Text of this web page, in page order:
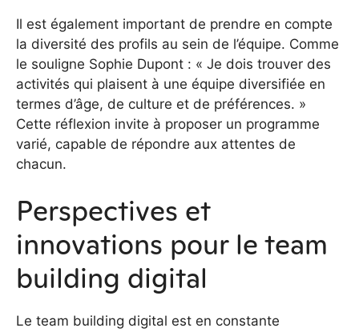
Il est également important de prendre en compte
la diversité des profils au sein de l’équipe. Comme
le souligne Sophie Dupont : « Je dois trouver des
activités qui plaisent à une équipe diversifiée en
termes d’âge, de culture et de préférences. »
Cette réflexion invite à proposer un programme
varié, capable de répondre aux attentes de
chacun.
Perspectives et
innovations pour le team
building digital
Le team building digital est en constante